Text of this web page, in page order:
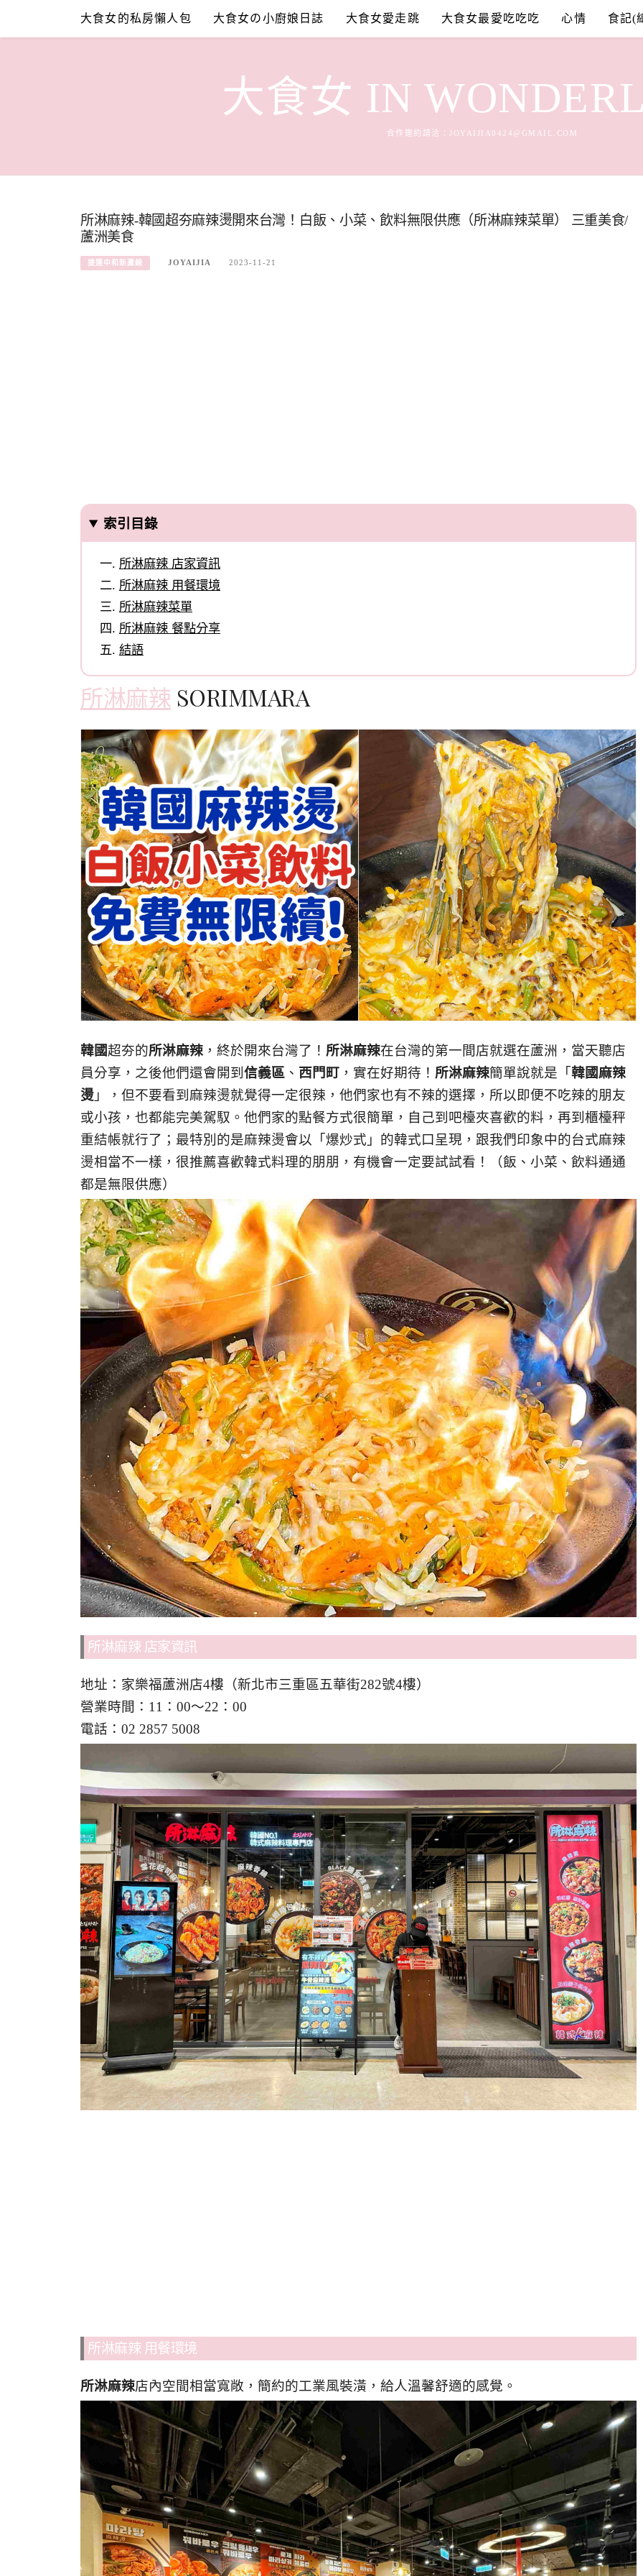
content
大食女的私房懶人包 大食女の小廚娘日誌 大食女愛走跳 大食女最愛吃吃吃 心情 食記(
大食女 IN
合作邀約請洽： JOYAIJIA0424@GMAIL.COM
所淋麻辣-韓國超夯麻辣燙開來台灣！白飯、小菜、飲料無限供應（所淋麻辣菜單） 三重美食/
蘆洲美食
捷運中和新蘆線 JOYAIJIA 2023-11-21
索引目錄
所淋麻辣 店家資訊
所淋麻辣 用餐環境
所淋麻辣菜單
所淋麻辣 餐點分享
結語
所淋麻辣 SORIMMARA
韓國超夯的所淋麻辣 ，終於開來台灣了！ 所淋麻辣在台灣的第一間店就選在蘆洲，當天聽店
員分享，之後他們還會開到 信義區 、 西門町 ，實在好期待！ 所淋麻辣簡單說就是「 韓國麻辣
燙 」，但不要看到麻辣燙就覺得一定很辣，他們家也有不辣的選擇，所以即便不吃辣的朋友
或小孩，也都能完美駕馭。他們家的點餐方式很簡單，自己到吧檯夾喜歡的料，再到櫃檯秤
重結帳就行了；最特別的是麻辣燙會以「爆炒式」的韓式口呈現，跟我們印象中的台式麻辣
燙相當不一樣，很推薦喜歡韓式料理的朋朋，有機會一定要試試看！（飯、小菜、飲料通通
都是無限供應）
所淋麻辣 店家資訊
地址：家樂福蘆洲店4樓（新北市三重區五華街282號4樓）
營業時間：11：00～22：00
電話：02 2857 5008
所淋麻辣 用餐環境
所淋麻辣店內空間相當寬敞，簡約的工業風裝潢，給人溫馨舒適的感覺。